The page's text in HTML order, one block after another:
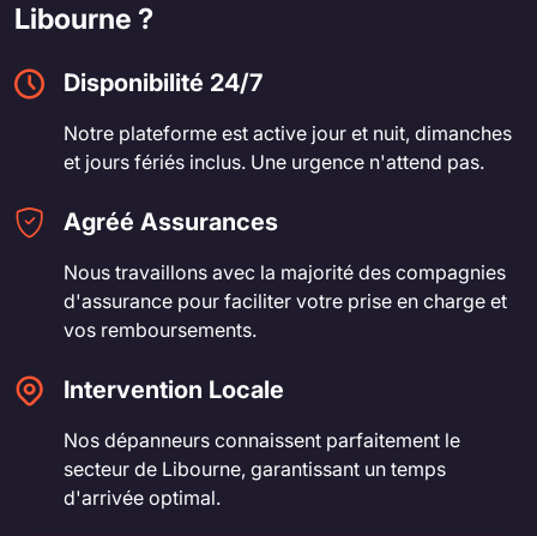
Libourne ?
Disponibilité 24/7
Notre plateforme est active jour et nuit, dimanches
et jours fériés inclus. Une urgence n'attend pas.
Agréé Assurances
Nous travaillons avec la majorité des compagnies
d'assurance pour faciliter votre prise en charge et
vos remboursements.
Intervention Locale
Nos dépanneurs connaissent parfaitement le
secteur de Libourne, garantissant un temps
d'arrivée optimal.